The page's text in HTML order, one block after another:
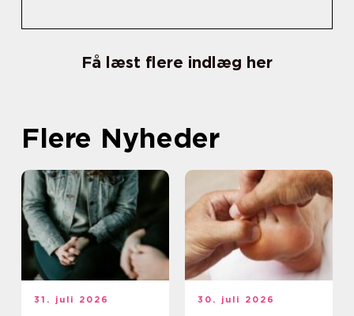
Få læst flere indlæg her
Flere Nyheder
31. juli 2026 30. juli 2026